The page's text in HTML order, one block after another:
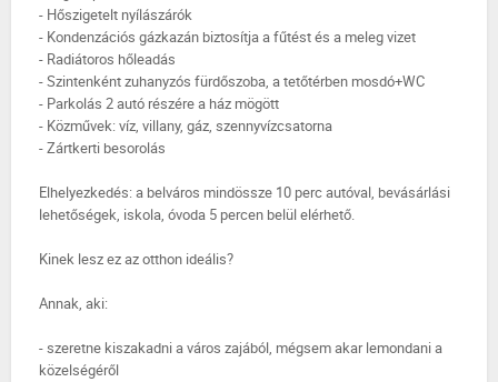
- Hőszigetelt nyílászárók
- Kondenzációs gázkazán biztosítja a fűtést és a meleg vizet
- Radiátoros hőleadás
- Szintenként zuhanyzós fürdőszoba, a tetőtérben mosdó+WC
- Parkolás 2 autó részére a ház mögött
- Közművek: víz, villany, gáz, szennyvízcsatorna
- Zártkerti besorolás
Elhelyezkedés: a belváros mindössze 10 perc autóval, bevásárlási
lehetőségek, iskola, óvoda 5 percen belül elérhető.
Kinek lesz ez az otthon ideális?
Annak, aki:
- szeretne kiszakadni a város zajából, mégsem akar lemondani a
közelségéről